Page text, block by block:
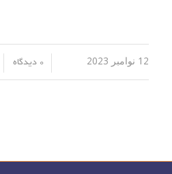
12 نوامبر 2023 / 0 دیدگاه